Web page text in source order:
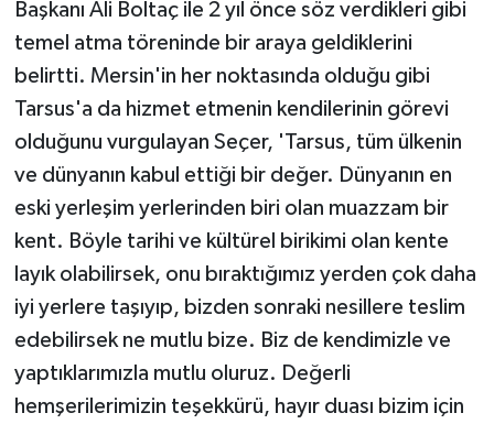
Başkanı Ali Boltaç ile 2 yıl önce söz verdikleri gibi
temel atma töreninde bir araya geldiklerini
belirtti. Mersin'in her noktasında olduğu gibi
Tarsus'a da hizmet etmenin kendilerinin görevi
olduğunu vurgulayan Seçer, 'Tarsus, tüm ülkenin
ve dünyanın kabul ettiği bir değer. Dünyanın en
eski yerleşim yerlerinden biri olan muazzam bir
kent. Böyle tarihi ve kültürel birikimi olan kente
layık olabilirsek, onu bıraktığımız yerden çok daha
iyi yerlere taşıyıp, bizden sonraki nesillere teslim
edebilirsek ne mutlu bize. Biz de kendimizle ve
yaptıklarımızla mutlu oluruz. Değerli
hemşerilerimizin teşekkürü, hayır duası bizim için